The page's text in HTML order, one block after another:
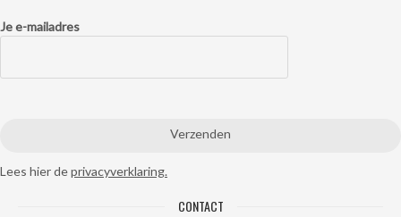
Je e-mailadres
Lees hier deprivacyverklaring.
CONTACT